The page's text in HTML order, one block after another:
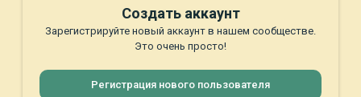
Создать аккаунт
Зарегистрируйте новый аккаунт в нашем сообществе.
Это очень просто!
Регистрация нового пользователя